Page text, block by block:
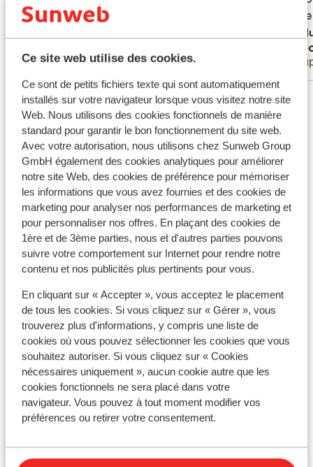
Ce site web utilise des cookies.
Ce sont de petits fichiers texte qui sont automatiquement
installés sur votre navigateur lorsque vous visitez notre site
Web. Nous utilisons des cookies fonctionnels de manière
standard pour garantir le bon fonctionnement du site web.
Avec votre autorisation, nous utilisons chez Sunweb Group
GmbH également des cookies analytiques pour améliorer
notre site Web, des cookies de préférence pour mémoriser
les informations que vous avez fournies et des cookies de
marketing pour analyser nos performances de marketing et
pour personnaliser nos offres. En plaçant des cookies de
1ère et de 3ème parties, nous et d'autres parties pouvons
suivre votre comportement sur Internet pour rendre notre
contenu et nos publicités plus pertinents pour vous.
En cliquant sur « Accepter », vous acceptez le placement
de tous les cookies. Si vous cliquez sur « Gérer », vous
trouverez plus d'informations, y compris une liste de
cookies où vous pouvez sélectionner les cookies que vous
souhaitez autoriser. Si vous cliquez sur « Cookies
nécessaires uniquement », aucun cookie autre que les
cookies fonctionnels ne sera placé dans votre
navigateur. Vous pouvez à tout moment modifier vos
préférences ou retirer votre consentement.
Amis
daarbij
een 3-
was
hem
ofwel
zelf
dik in
euro
(van
Voir tous les 19 avis
Autres hébergements - Lesbos
Hôtel Angels - Réservé aux adultes
Appartements Marilena
Appartements Gorgona
Appartements Villa's Elpiniki
Hôtel Pela
Studio's Virginia
Hôtel Bella Vista
Hôtel Panorama